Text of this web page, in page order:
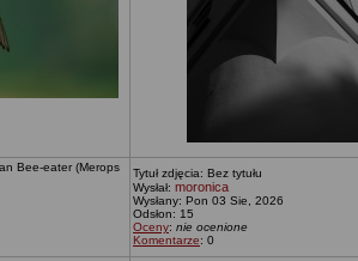
Bee-eater (Merops
Tytuł zdjęcia: Bez tytułu
Wysłał: moronica
Wysłany: Pon 03 Sie, 2026
Odsłon: 15
Oceny: nie ocenione
Komentarze: 0